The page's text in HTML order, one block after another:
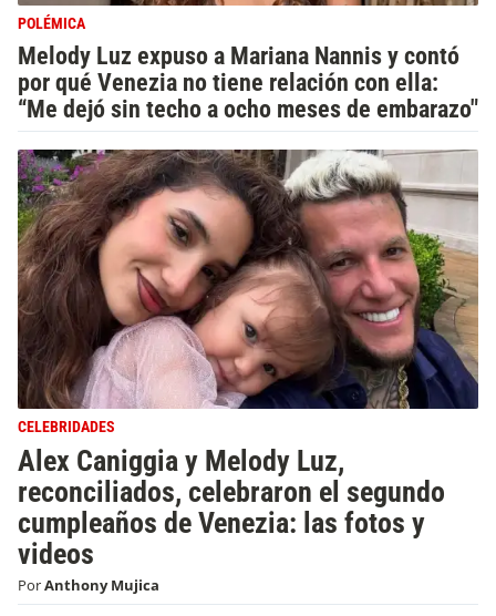
POLÉMICA
Melody Luz expuso a Mariana Nannis y contó
por qué Venezia no tiene relación con ella:
“Me dejó sin techo a ocho meses de embarazo"
CELEBRIDADES
Alex Caniggia y Melody Luz,
reconciliados, celebraron el segundo
cumpleaños de Venezia: las fotos y
videos
PorAnthony Mujica